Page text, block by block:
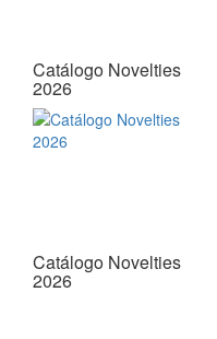
Catálogo Novelties
2026
Catálogo Novelties
2026